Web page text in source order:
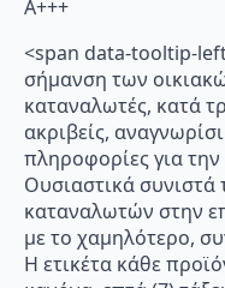
A+++
<span data-tooltip-
σήμανση των
καταναλωτές, κατά
ακριβείς,
πληροφορίες για
Ουσιαστικά
καταναλωτών στην
με το χαμηλότερο,
Η ετικέτα κάθε